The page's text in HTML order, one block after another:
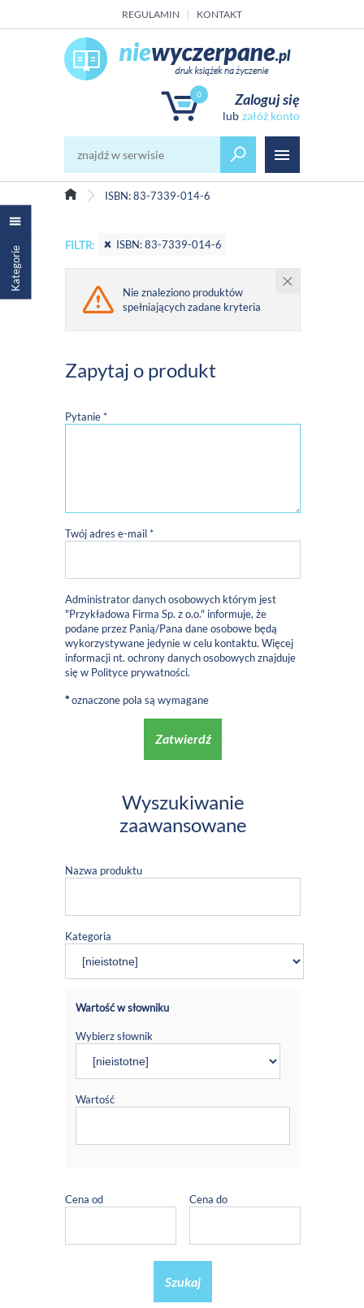
REGULAMIN KONTAKT
0 Zaloguj się
załóż konto
ISBN: 83-7339-014-6
Kategorie FILTR: ISBN: 83-7339-014-6
Nie znaleziono produktów
spełniających zadane kryteria
Zapytaj o produkt
Pytanie *
Twój adres e-mail *
Administrator danych osobowych którym jest
"Przykładowa Firma Sp. z o.o." informuje, że
podane przez Panią/Pana dane osobowe będą
wykorzystywane jedynie w celu kontaktu. Więcej
informacji nt. ochrony danych osobowych znajduje
się w Polityce prywatności.
*oznaczone pola są wymagane
Zatwierdź
Wyszukiwanie
zaawansowane
Nazwa produktu
Kategoria
Wartość w słowniku
Wybierz słownik
Wartość
Cena od Cena do
Szukaj